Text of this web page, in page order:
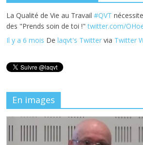
La Qualité de Vie au Travail#QVT
des "Prends soin de toi !"twitter.com/
Il y a 6 mois Delaqvt's Twitter via Twitter
En images